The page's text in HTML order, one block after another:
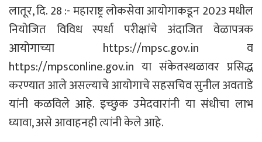
लातूर, दि. 28 :- महाराष्ट्र लोकसेवा आयोगाकडून 2023 मधील
नियोजित विविध स्पर्धा परीक्षांचे अंदाजित वेळापत्रक
आयोगाच्या https://mpsc.gov.in व
https://mpsconline.gov.in या संकेतस्थळावर प्रसिद्ध
करण्यात आले असल्याचे आयोगाचे सहसचिव सुनील अवताडे
यांनी कळविले आहे. इच्छुक उमेदवारांनी या संधीचा लाभ
घ्यावा, असे आवाहनही त्यांनी केले आहे.